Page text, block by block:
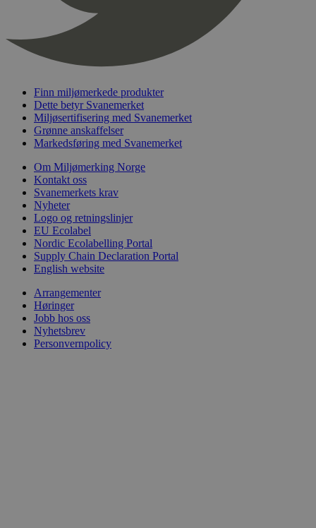
Finn miljømerkede produkter
Dette betyr Svanemerket
Miljøsertifisering med Svanemerket
Grønne anskaffelser
Markedsføring med Svanemerket
Om Miljømerking Norge
Kontakt oss
Svanemerkets krav
Nyheter
Logo og retningslinjer
EU Ecolabel
Nordic Ecolabelling Portal
Supply Chain Declaration Portal
English website
Arrangementer
Høringer
Jobb hos oss
Nyhetsbrev
Personvernpolicy